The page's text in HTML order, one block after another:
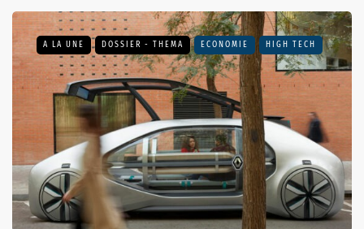
A LA UNE DOSSIER - THEMA ECONOMIE HIGH TECH